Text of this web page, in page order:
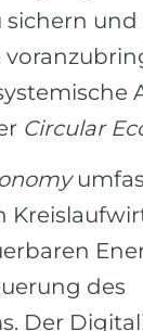
sichern und
Circular
des
Der